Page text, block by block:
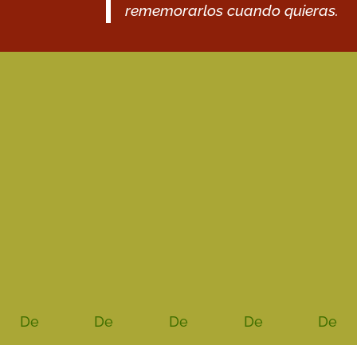
rememorarlos cuando quieras.
De
De
De
De
De